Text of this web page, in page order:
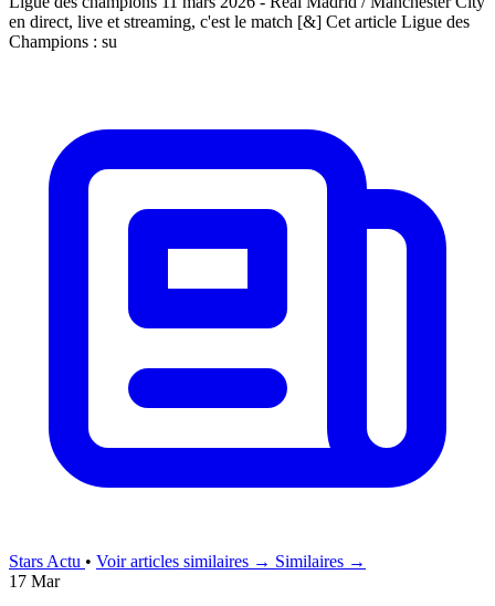
en direct, live et streaming, c'est le match [&] Cet article Ligue des
Champions : su
Stars Actu • Voir articles similaires → Similaires →
17 Mar